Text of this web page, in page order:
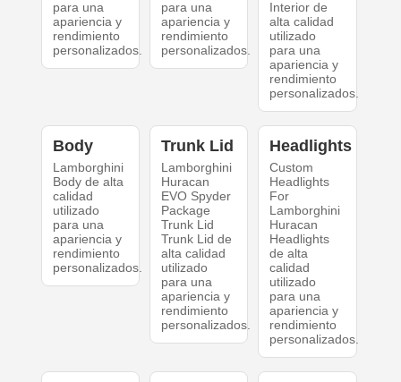
para una
apariencia y
rendimiento
personalizados.
para una
apariencia y
rendimiento
personalizados.
Interior de
alta calidad
utilizado
para una
apariencia y
rendimiento
personalizados.
Body
Lamborghini
Body de alta
calidad
utilizado
para una
apariencia y
rendimiento
personalizados.
Trunk Lid
Lamborghini
Huracan
EVO Spyder
Package
Trunk Lid
Trunk Lid de
alta calidad
utilizado
para una
apariencia y
rendimiento
personalizados.
Headlights
Custom
Headlights
For
Lamborghini
Huracan
Headlights
de alta
calidad
utilizado
para una
apariencia y
rendimiento
personalizados.